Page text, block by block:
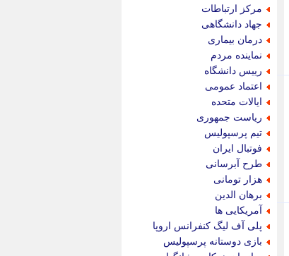
مرکز ارتباطات
جهاد دانشگاهی
درمان بیماری
نماینده مردم
رییس دانشگاه
اعتماد عمومی
ایالات متحده
ریاست جمهوری
تیم پرسپولیس
فوتبال ایران
طرح آبرسانی
هزار تومانی
برهان الدین
آمریکایی ها
پلی آف لیگ کنفرانس اروپا
بازی دوستانه پرسپولیس